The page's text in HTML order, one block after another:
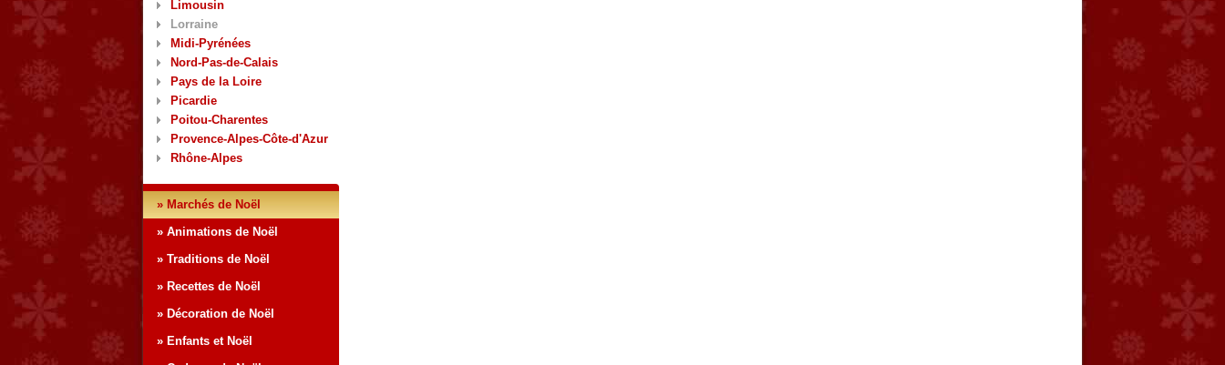
Limousin
Lorraine
Midi-Pyrénées
Nord-Pas-de-Calais
Pays de la Loire
Picardie
Poitou-Charentes
Provence-Alpes-Côte-d'Azur
Rhône-Alpes
» Marchés de Noël
» Animations de Noël
» Traditions de Noël
» Recettes de Noël
» Décoration de Noël
» Enfants et Noël